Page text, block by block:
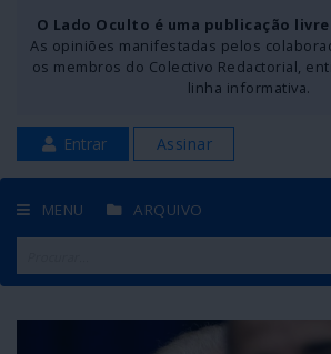
O Lado Oculto é uma publicação
As opiniões manifestadas pelos
os membros do Colectivo Redactorial,
linha informativa.
Entrar Assinar
MENU ARQUIVO